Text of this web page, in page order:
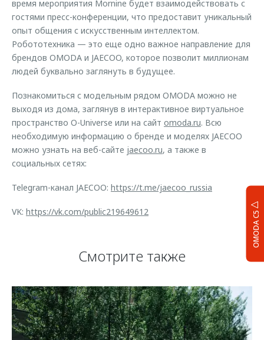
OMODA C5
время мероприятия Mornine будет взаимодействовать с
гостями пресс-конференции, что предоставит уникальный
опыт общения с искусственным интеллектом.
Робототехника — это еще одно важное направление для
брендов OMODA и JAECOO, которое позволит миллионам
людей буквально заглянуть в будущее.
Познакомиться с модельным рядом OMODA можно не
выходя из дома, заглянув в интерактивное виртуальное
пространство O-Universe или на сайт omoda.ru. Всю
необходимую информацию о бренде и моделях JAECOO
можно узнать на веб-сайте jaecoo.ru, а также в
социальных сетях:
Telegram-канал JAECOO: https://t.me/jaecoo_russia
VK: https://vk.com/public219649612
Смотрите также